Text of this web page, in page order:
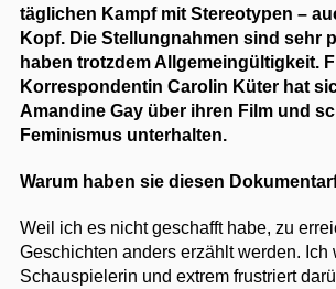
täglichen Kampf mit Stereotypen –
Kopf. Die Stellungnahmen sind sehr
haben trotzdem Allgemeingültigkeit.
Korrespondentin Carolin Küter hat
Amandine Gay über ihren Film und
Feminismus unterhalten.
Warum haben sie diesen
Weil ich es nicht geschafft habe, zu
Geschichten anders erzählt werden. Ich
Schauspielerin und extrem frustriert